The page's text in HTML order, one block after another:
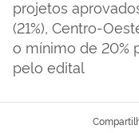
projetos
(21%), Centro-
o mínimo de 20%
pelo edital